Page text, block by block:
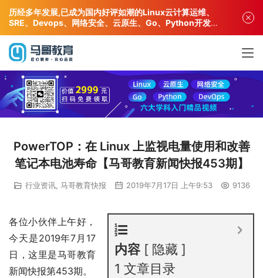
PowerTOP：在 Linux 上监视电量使用和改善
笔记本电池寿命【马哥教育新闻快报453期】
行业资讯, 马哥教育快报 2019年7月17日 上午9:53 9136
内容
隐藏
1 文章目录
各位小伙伴上午好，
今天是2019年7月17
日，这里是马哥教育
新闻快报第453期。
历经多年发展,已成为国内好评如潮的Linux云计算运维、
SRE、Devops、网络安全、云原生、Go、Python开发专
业人才培训机构!